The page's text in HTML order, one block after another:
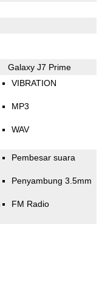
Galaxy J7 Prime
VIBRATION
MP3
WAV
Pembesar suara
Penyambung 3.5mm
FM Radio